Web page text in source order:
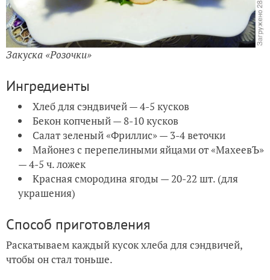
Закуска «Розочки»
Ингредиенты
Хлеб для сэндвичей — 4-5 кусков
Бекон копченый — 8-10 кусков
Салат зеленый «Фриллис» — 3-4 веточки
Майонез с перепелиными яйцами от «МахеевЪ»
— 4-5 ч. ложек
Красная смородина ягоды — 20-22 шт. (для
украшения)
Способ приготовления
Раскатываем каждый кусок хлеба для сэндвичей,
чтобы он стал тоньше.